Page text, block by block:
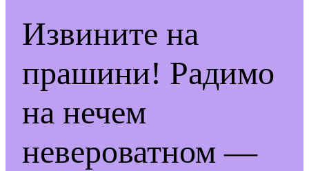
Извините на
прашини! Радимо
на нечем
невероватном —